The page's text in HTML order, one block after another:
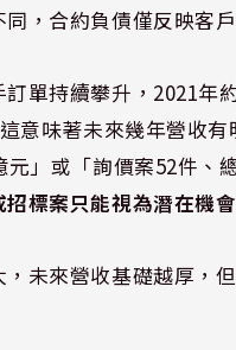
，合約負債僅反映客
單持續攀升，2021年
意味著未來幾年營收
」或「詢價案52件、
標案只能視為潛在機會
未來營收基礎越厚，